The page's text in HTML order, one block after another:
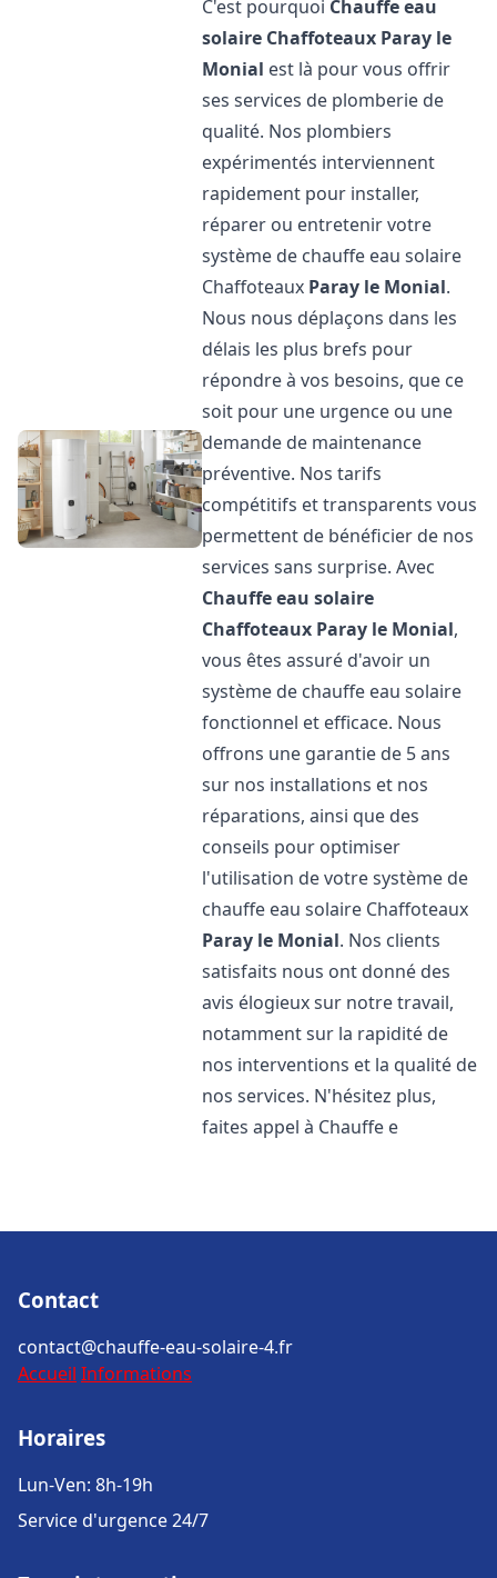
C'est pourquoi Chauffe eau
solaire Chaffoteaux Paray le
Monial est là pour vous offrir
ses services de plomberie de
qualité. Nos plombiers
expérimentés interviennent
rapidement pour installer,
réparer ou entretenir votre
système de chauffe eau solaire
Chaffoteaux Paray le Monial.
Nous nous déplaçons dans les
délais les plus brefs pour
répondre à vos besoins, que ce
soit pour une urgence ou une
demande de maintenance
préventive. Nos tarifs
compétitifs et transparents vous
permettent de bénéficier de nos
services sans surprise. Avec
Chauffe eau solaire
Chaffoteaux Paray le Monial,
vous êtes assuré d'avoir un
système de chauffe eau solaire
fonctionnel et efficace. Nous
offrons une garantie de 5 ans
sur nos installations et nos
réparations, ainsi que des
conseils pour optimiser
l'utilisation de votre système de
chauffe eau solaire Chaffoteaux
Paray le Monial. Nos clients
satisfaits nous ont donné des
avis élogieux sur notre travail,
notamment sur la rapidité de
nos interventions et la qualité de
nos services. N'hésitez plus,
faites appel à Chauffe e
Contact
contact@chauffe-eau-solaire-4.fr
Accueil Informations
Horaires
Lun-Ven: 8h-19h
Service d'urgence 24/7